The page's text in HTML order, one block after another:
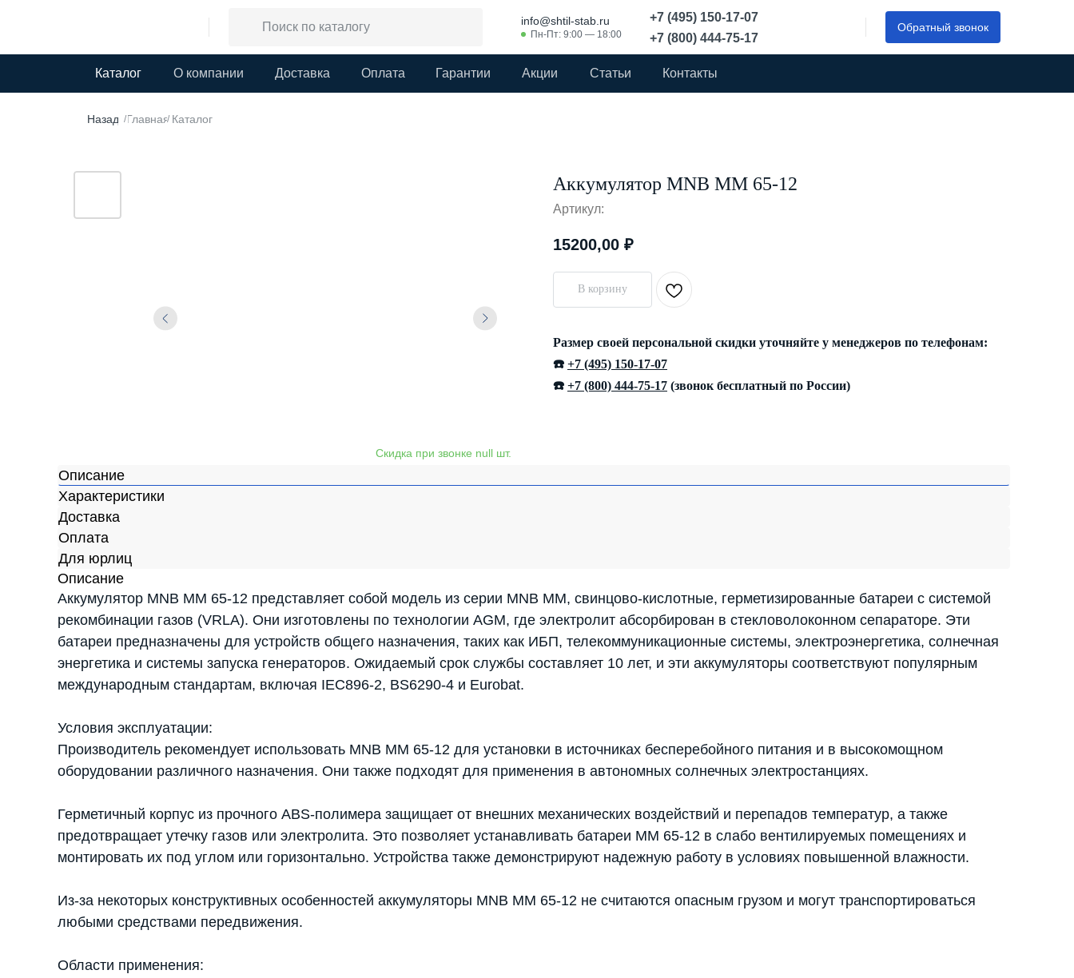
+7 (495) 150-17-07
info@shtil-stab.ru Обратный звонок
Пн-Пт: 9:00 — 18:00 +7 (800) 444-75-17
Каталог О компании Доставка Оплата Гарантии Акции Статьи Контакты
/Главная/ Каталог
Назад
Аккумулятор MNB MM 65-12
Артикул:
15200,00 ₽
В корзину
Размер своей персональной скидки уточняйте у менеджеров по телефонам:
☎️ +7 (495) 150-17-07
☎️ +7 (800) 444-75-17 (звонок бесплатный по России)
Описание
Характеристики
Доставка
Оплата
Для юрлиц
Описание
Аккумулятор MNB MM 65-12 представляет собой модель из серии MNB MM, свинцово-кислотные, герметизированные батареи с системой
рекомбинации газов (VRLA). Они изготовлены по технологии AGM, где электролит абсорбирован в стекловолоконном сепараторе. Эти
батареи предназначены для устройств общего назначения, таких как ИБП, телекоммуникационные системы, электроэнергетика, солнечная
энергетика и системы запуска генераторов. Ожидаемый срок службы составляет 10 лет, и эти аккумуляторы соответствуют популярным
международным стандартам, включая IEC896-2, BS6290-4 и Eurobat.
Условия эксплуатации:
Производитель рекомендует использовать MNB MM 65-12 для установки в источниках бесперебойного питания и в высокомощном
оборудовании различного назначения. Они также подходят для применения в автономных солнечных электростанциях.
Герметичный корпус из прочного ABS-полимера защищает от внешних механических воздействий и перепадов температур, а также
предотвращает утечку газов или электролита. Это позволяет устанавливать батареи MM 65-12 в слабо вентилируемых помещениях и
монтировать их под углом или горизонтально. Устройства также демонстрируют надежную работу в условиях повышенной влажности.
Из-за некоторых конструктивных особенностей аккумуляторы MNB MM 65-12 не считаются опасным грузом и могут транспортироваться
любыми средствами передвижения.
Области применения: